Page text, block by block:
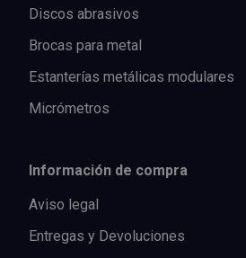
Discos abrasivos
Brocas para metal
Estanterías metálicas modulares
Micrómetros
Información de compra
Aviso legal
Entregas y Devoluciones